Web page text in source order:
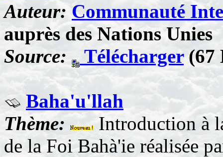
Auteur: Communauté
auprès des Nations Unies
Source:
Télécharger(67
Baha'u'llah
Thème:
Introduction à
de la Foi Bahà'ie réalisée